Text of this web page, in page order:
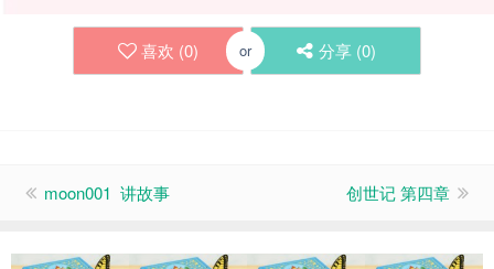
喜欢 (0) or 分享 (0)
moon001 讲故事 创世记 第四章